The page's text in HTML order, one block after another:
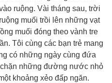
ruộng. Vài tháng sau, trời
muối trồi lên những vạt
muối đóng theo vành tre
Tôi cùng các bạn trẻ mang
có những ngày cùng đứa
những đường nước nhỏ
khoảng xẻo đấp ngăn.